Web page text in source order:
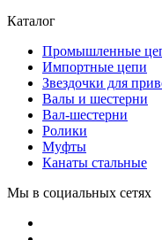
Каталог
Промышленные
Импортные цепи
Звездочки для
Валы и шестерни
Вал-шестерни
Ролики
Муфты
Канаты стальные
Мы в социальных сетях